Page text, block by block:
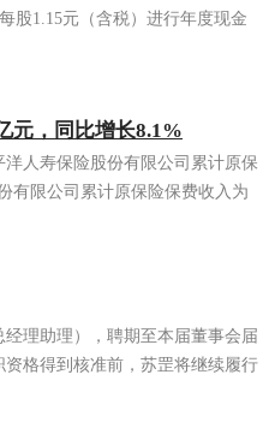
股1.15元（含税）进行年度现金
元，同比增长8.1%
洋人寿保险股份有限公司累计原保
有限公司累计原保险保费收入为
理助理），聘期至本届董事会届
格得到核准前，苏罡将继续履行